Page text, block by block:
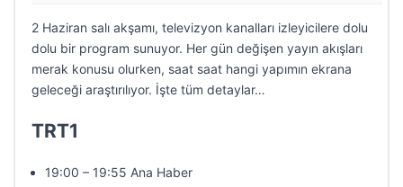
2 Haziran salı akşamı, televizyon kanalları izleyicilere dolu
dolu bir program sunuyor. Her gün değişen yayın akışları
merak konusu olurken, saat saat hangi yapımın ekrana
geleceği araştırılıyor. İşte tüm detaylar…
TRT1
19:00 – 19:55 Ana Haber